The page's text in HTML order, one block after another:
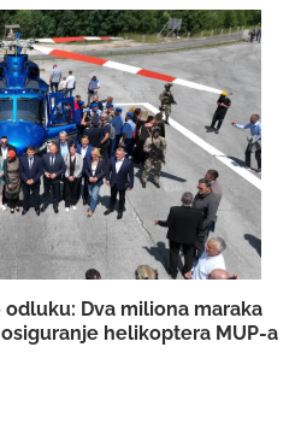
Dva miliona maraka
helikoptera MUP-a